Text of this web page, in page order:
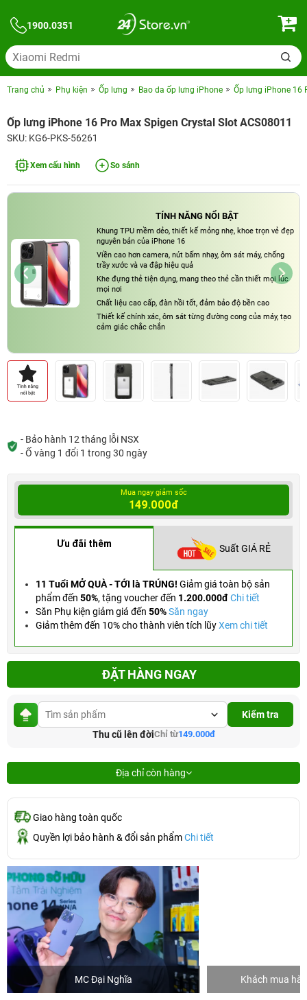
1900.0351
Trang chủ Phụ kiện Ốp lưng Bao da ốp lưng iPhone Ốp lưng iPhone 16
Ốp lưng iPhone 16 Pro Max Spigen Crystal Slot ACS08011
SKU: KG6-PKS-56261
Xem cấu hình So sánh
TÍNH NĂNG NỔI BẬT
Khung TPU mềm dẻo, thiết kế mỏng nhẹ, khoe trọn vẻ đẹp
nguyên bản của iPhone 16
Viền cao hơn camera, nút bấm nhạy, ôm sát máy, chống
trầy xước và va đập hiệu quả
Khe đựng thẻ tiện dụng, mang theo thẻ cần thiết mọi lúc
mọi nơi
Chất liệu cao cấp, đàn hồi tốt, đảm bảo độ bền cao
Thiết kế chính xác, ôm sát từng đường cong của máy, tạo
cảm giác chắc chắn
- Bảo hành 12 tháng lỗi NSX
- Ố vàng 1 đổi 1 trong 30 ngày
Mua ngay giảm sốc
149.000đ
Ưu đãi thêm Suất GIÁ RẺ
11 Tuổi MỞ QUÀ - TỚI là TRÚNG! Giảm giá toàn bộ sản
phẩm đến 50%, tặng voucher đến 1.200.000đChi tiết
Săn Phụ kiện giảm giá đến 50%Săn ngay
Giảm thêm đến 10% cho thành viên tích lũyXem chi tiết
ĐẶT HÀNG NGAY
Kiểm tra
Thu cũ lên đờiChỉ từ149.000đ
Địa chỉ còn hàng
Giao hàng toàn quốc
Quyền lợi bảo hành & đổi sản phẩmChi tiết
MC Đại Nghĩa Khách mua